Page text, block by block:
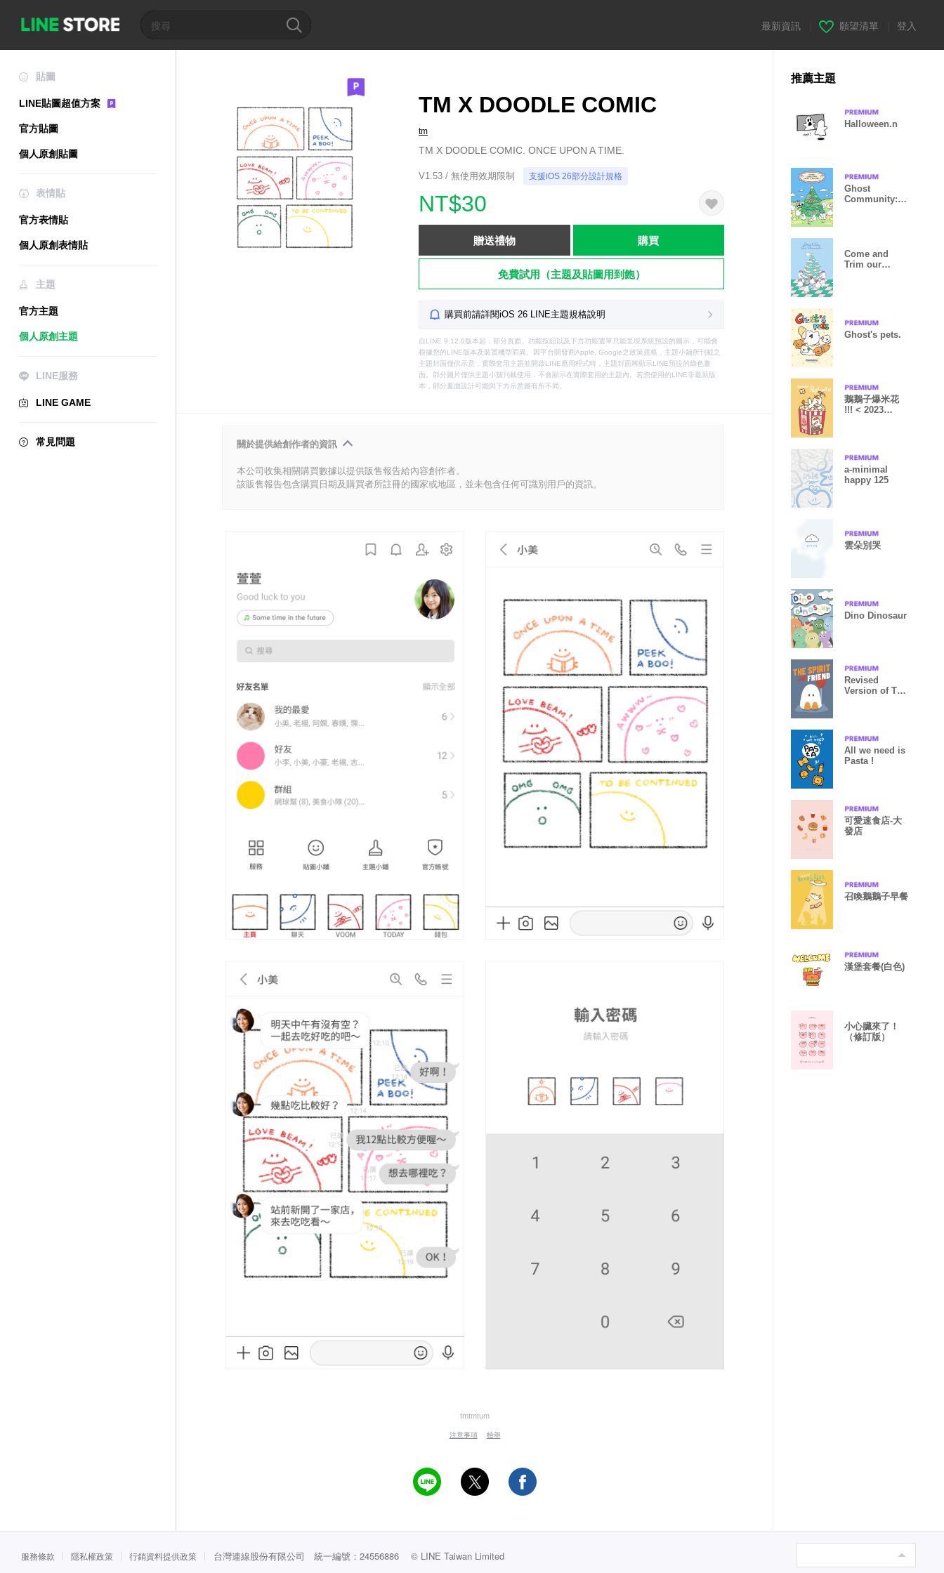
最新資訊 願望清單 登入
貼圖
LINE貼圖超值方案
官方貼圖
個人原創貼圖
表情貼
官方表情貼
個人原創表情貼
主題
官方主題
個人原創主題
LINE服務
LINE GAME
常見問題
TM X DOODLE COMIC
tm
TM X DOODLE COMIC. ONCE UPON A TIME.
V1.53 / 無使用效期限制 支援iOS 26部分設計規格
NT$30
贈送禮物 購買
免費試用（主題及貼圖用到飽）
購買前請詳閱iOS 26 LINE主題規格說明
自LINE 9.12.0版本起，部分頁面、功能按鈕以及下方功能選單只能呈現系統預設的圖示，可能會
根據您的LINE版本及裝置機型而異。因平台開發商Apple, Google之政策規格，主題小舖所刊載之
主題封面僅供示意，實際套用主題並開啟LINE應用程式時，主題封面將顯示LINE預設的綠色畫
面。部分圖片僅供主題小舖刊載使用，不會顯示在實際套用的主題內。若您使用的LINE非最新版
本，部分畫面設計可能與下方示意圖有所不同。
關於提供給創作者的資訊
本公司收集相關購買數據以提供販售報告給內容創作者。
該販售報告包含購買日期及購買者所註冊的國家或地區，並未包含任何可識別用戶的資訊。
tmtmtum
注意事項 檢舉
推薦主題
Halloween.n
Ghost
Community:
Come and
Trim our
Ghost's pets.
鵝鵝子爆米花
!!! < 2023
a-minimal
happy 125
雲朵別哭
Dino Dinosaur
Revised
Version of The
All we need is
Pasta !
可愛速食店-大
發店
召喚鵝鵝子早餐
漢堡套餐(白色)
小心臟來了！
（修訂版）
服務條款 隱私權政策 行銷資料提供政策 台灣連線股份有限公司 統一編號：24556886 © LINE Taiwan Limited